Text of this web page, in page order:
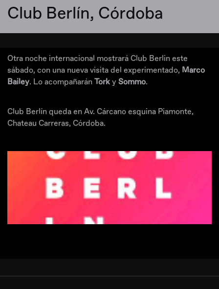
Club Berlín, Córdoba
Otra noche internacional mostrará Club Berlin este
sábado, con una nueva visita del experimentado, Marco
Bailey. Lo acompañarán Tork y Sommo.
Club Berlín queda en Av. Cárcano esquina Piamonte,
Chateau Carreras, Córdoba.